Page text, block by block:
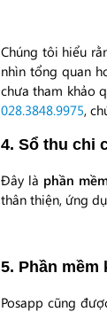
Chúng tôi hiểu
nhìn tổng quan
chưa tham khảo
028.3848.9975,
4. Sổ thu chi
Đây là phần
thân thiện, ứng
5. Phần mềm
Posapp cũng